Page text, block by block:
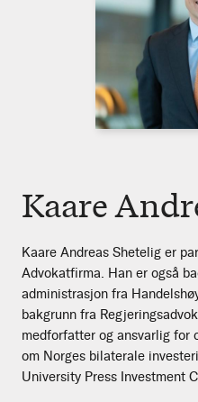
Kaare
Kaare Andreas Shetelig er
Advokatfirma. Han er også
administrasjon fra
bakgrunn fra
medforfatter og ansvarlig for
om Norges bilaterale
University Press Investment